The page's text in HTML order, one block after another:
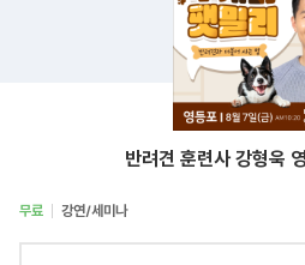
반려견 훈련사 강형욱
무료 강연/세미나